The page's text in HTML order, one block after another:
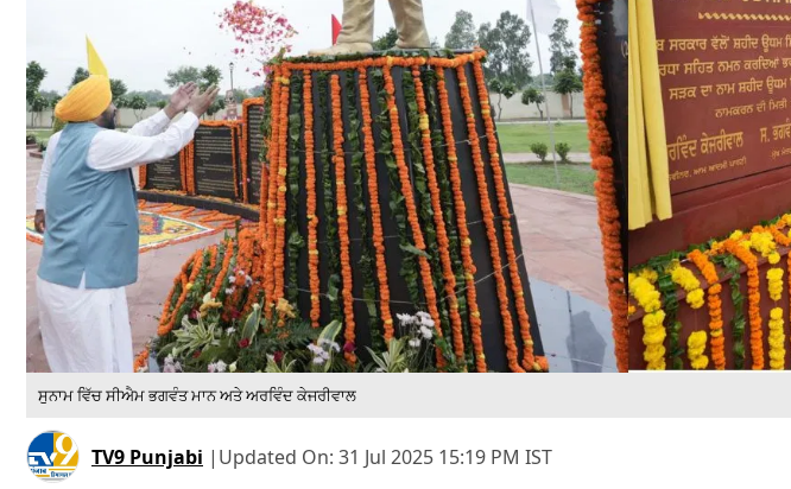
ਸੁਨਾਮ ਵਿੱਚ ਸੀਐਮ ਭਗਵੰਤ ਮਾਨ ਅਤੇ ਅਰਵਿੰਦ ਕੇਜਰੀਵਾਲ
TV9 Punjabi | Updated On: 31 Jul 2025 15:19 PM IST